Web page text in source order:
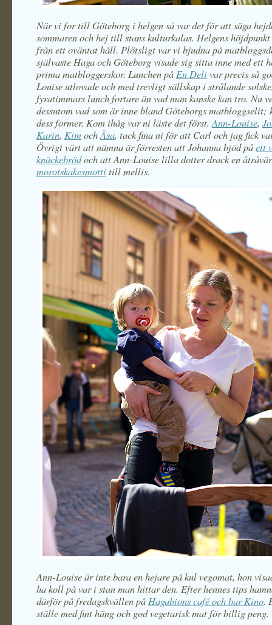
När vi for till Göteborg i helgen så var det för att säga
sommaren och hej till stans kulturkalas. Helgens höjdpunkt
från ett oväntat håll. Plötsligt var vi bjudna på
självaste Haga och Göteborg visade sig sitta inne med ett
prima matbloggerskor. Lunchen på En Delivar precis så
Louise utlovade och med trevligt sällskap i strålande
fyratimmars lunch fortare än vad man kanske kan tro. Nu
dessutom vad som är inne bland Göteborgs
dess former. Kom ihåg var ni läste det först. Ann-Louise,
Karin, KimochÅsa, tack fina ni för att Carl och jag fick
Övrigt värt att nämna är förresten att Johanna bjöd påett
knäckebrödoch att Ann-Louise lilla dotter drack en
morotskakesmottitill mellis.
Ann-Louise är inte bara en hejare på kul vegomat, hon
ha koll på var i stan man hittar den. Efter hennes tips
därför på fredagskvällen på Hagabions café och bar Kino.
ställe med fint häng och god vegetarisk mat för billig peng.